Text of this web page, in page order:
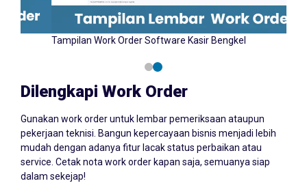
Tampilan Input Work Order Software Kasir Bengkel
Dilengkapi Work Order
Gunakan work order untuk lembar pemeriksaan ataupun
pekerjaan teknisi. Bangun kepercayaan bisnis menjadi lebih
mudah dengan adanya fitur lacak status perbaikan atau
service. Cetak nota work order kapan saja, semuanya siap